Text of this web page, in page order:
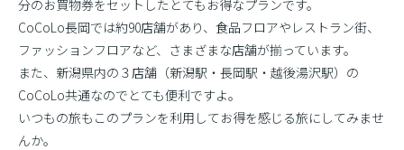
分のお買物券をセットしたとてもお得なプランです。
CoCoLo長岡では約90店舗があり、食品フロアやレストラン街、
ファッションフロアなど、さまざまな店舗が揃っています。
また、新潟県内の３店舗（新潟駅・長岡駅・越後湯沢駅）の
CoCoLo共通なのでとても便利ですよ。
いつもの旅もこのプランを利用してお得を感じる旅にしてみませ
んか。